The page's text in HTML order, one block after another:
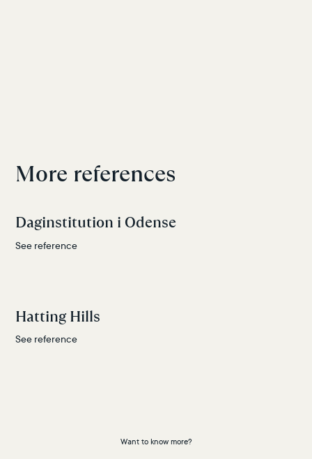
More references
Daginstitution i Odense
See reference
Hatting Hills
See reference
Want to know more?